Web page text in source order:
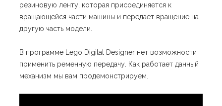
резиновую ленту, которая присоединяется к
вращающейся части машины и передает вращение на
другую часть модели.
В программе Lego Digital Designer нет возможности
применить ременную передачу. Как работает данный
механизм мы вам продемонстрируем.